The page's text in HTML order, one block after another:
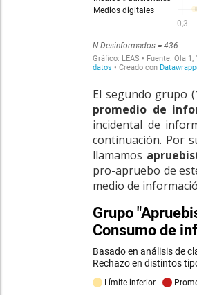
El segundo grupo
promedio de
incidental de
continuación. Por
llamamos
pro-apruebo de
medio de